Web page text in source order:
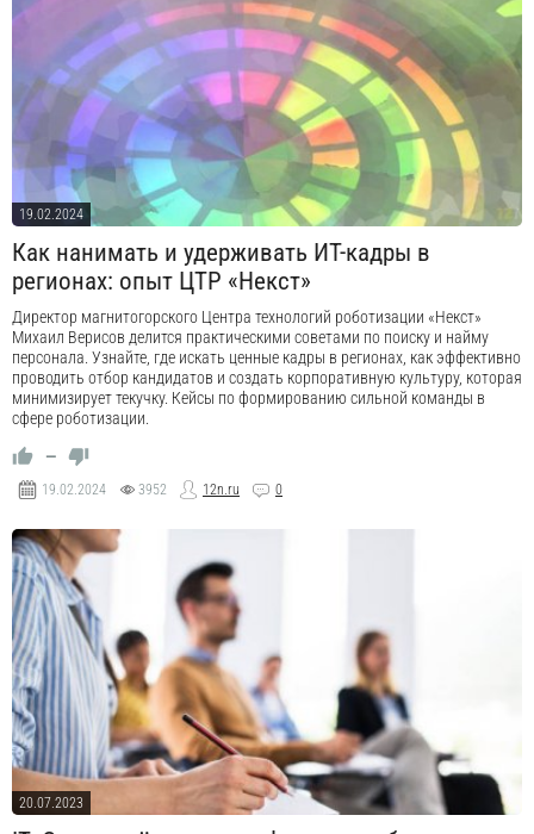
19.02.2024
Как нанимать и удерживать ИТ-кадры в
регионах: опыт ЦТР «Некст»
Директор магнитогорского Центра технологий роботизации «Некст»
Михаил Верисов делится практическими советами по поиску и найму
персонала. Узнайте, где искать ценные кадры в регионах, как эффективно
проводить отбор кандидатов и создать корпоративную культуру, которая
минимизирует текучку. Кейсы по формированию сильной команды в
сфере роботизации.
—
19.02.2024 3952 12n.ru 0
20.07.2023